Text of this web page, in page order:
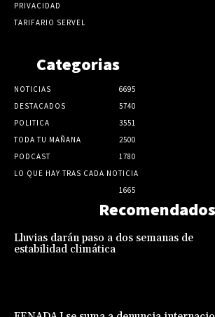
PRIVACIDAD
TARIFARIO SERVEL
Categorias
NOTICIAS
6695
DESTACADOS
5740
POLITICA
3551
TODA TU MAÑANA
2500
PODCAST
1780
LO QUE HAY TRAS CADA NOTICIA
1665
Recomendados
Lluvias darán paso a dos semanas de
estabilidad climática